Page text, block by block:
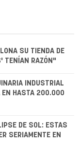
SU TIENDA DE
TENÍAN RAZÓN"
INDUSTRIAL
EN HASTA 200.000
DE SOL: ESTAS
SERIAMENTE EN